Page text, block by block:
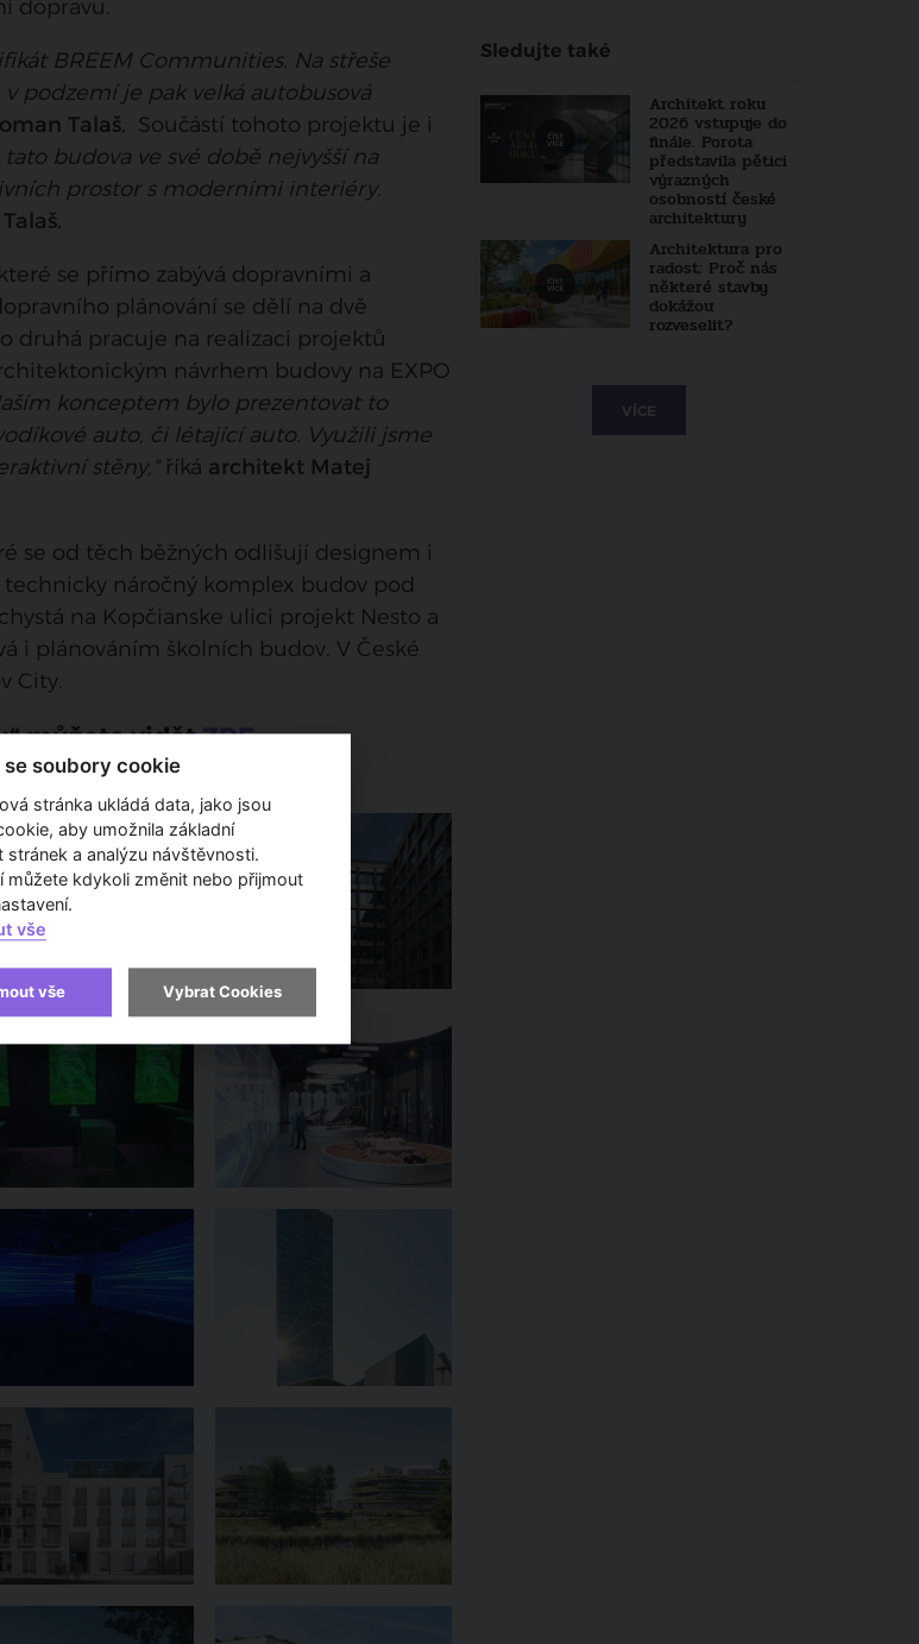
dopravu.
BREEM Communities. Na střeše
podzemí je pak velká autobusová
Talaš. Součástí tohoto projektu je i
budova ve své době nejvyšší na
prostor s moderními interiéry.
Talaš.
se přímo zabývá dopravními a
plánování se dělí na dvě
druhá pracuje na realizaci projektů
návrhem budovy na EXPO
konceptem bylo prezentovat to
auto, či létající auto. Využili jsme
stěny,"říká architekt Matej
se od těch běžných odlišují designem i
náročný komplex budov pod
na Kopčianske ulici projekt Nesto a
i plánováním školních budov. V České
City.
můžete vidětZDE.
Sledujte také
Architekt roku
2026 vstupuje do
finále. Porota
představila pětici
výrazných
osobností české
architektury
Architektura pro
radost: Proč nás
některé stavby
dokážou
rozveselit?
VÍCE
se soubory cookie
stránka ukládá data, jako jsou
aby umožnila základní
stránek a analýzu návštěvnosti.
můžete kdykoli změnit nebo přijmout
vše
vše Vybrat Cookies